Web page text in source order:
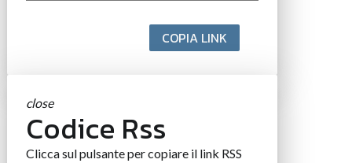
COPIA LINK
close
Codice Rss
Clicca sul pulsante per copiare il link RSS